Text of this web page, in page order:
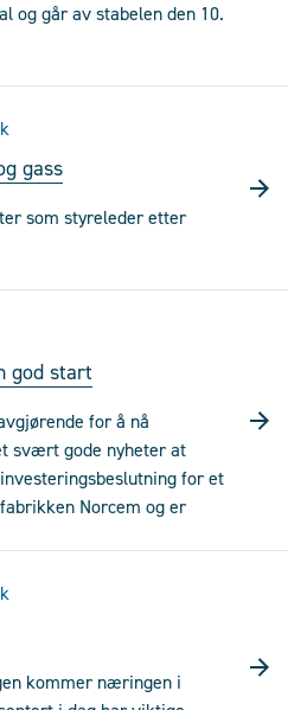
og går av stabelen den 10.
gass
som styreleder etter
god start
for å nå
svært gode nyheter at
for et
Norcem og er
kommer næringen i